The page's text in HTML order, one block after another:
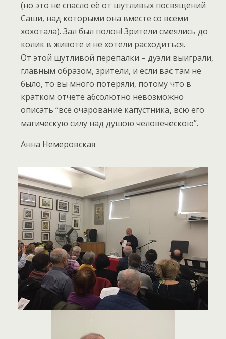
(но это не спасло её от шутливых посвящений
Саши, над которыми она вместе со всеми
хохотала). Зал был полон! Зрители смеялись до
колик в животе и не хотели расходиться.
От этой шутливой перепалки – дуэли выиграли,
главным образом, зрители, и если вас там не
было, то вы много потеряли, потому что в
кратком отчете абсолютно невозможно
описать “все очарование капустника, всю его
магическую силу над душою человеческою”.
Анна Немеровская